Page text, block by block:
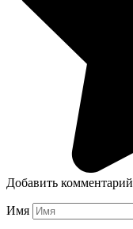
Добавить комментарий
Имя